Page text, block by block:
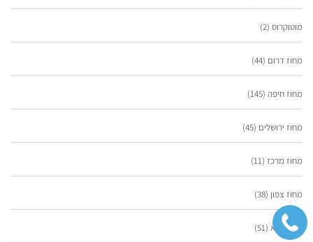
מוטוקרוס (2)
מחוז דרום (44)
מחוז חיפה (145)
מחוז ירושלים (45)
מחוז מרכז (11)
מחוז צפון (38)
מחוז ת"א (51)